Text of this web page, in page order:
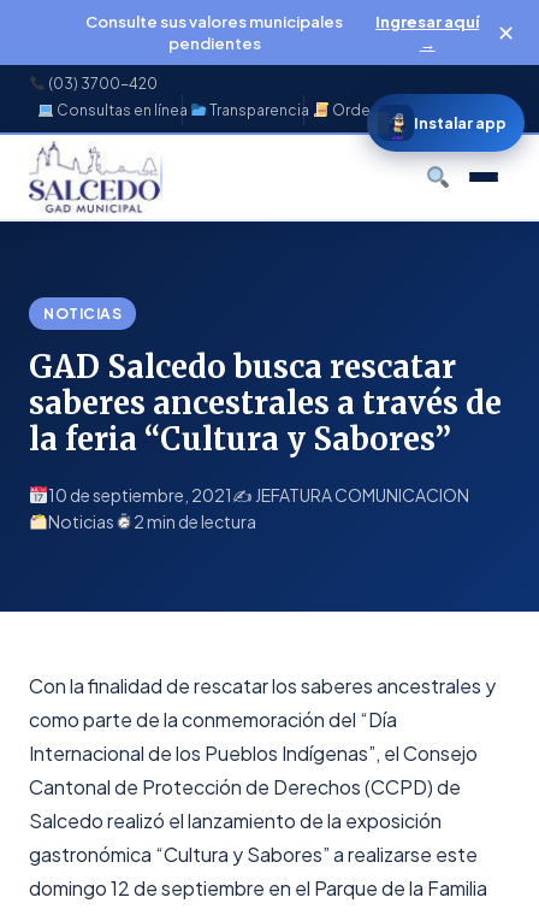
Consulte sus valores municipales
pendientes
Ingresar aquí
→
✕
(03) 3700-420
Consultas en línea
Transparencia Ordenanzas
NOTICIAS
GAD Salcedo busca rescatar
saberes ancestrales a través de
la feria “Cultura y Sabores”
10 de septiembre, 2021✍️ JEFATURA COMUNICACION
Noticias
2 min de lectura
Con la finalidad de rescatar los saberes ancestrales y
como parte de la conmemoración del “Día
Internacional de los Pueblos Indígenas”, el Consejo
Cantonal de Protección de Derechos (CCPD) de
Salcedo realizó el lanzamiento de la exposición
gastronómica “Cultura y Sabores” a realizarse este
domingo 12 de septiembre en el Parque de la Familia
Instalar app